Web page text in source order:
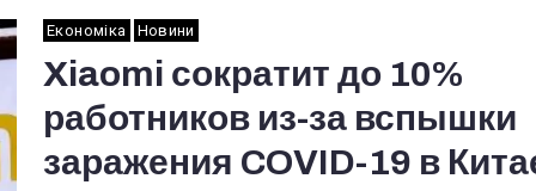
Економіка Новини
Xiaomi сократит до 10%
работников из-за вспышки
заражения COVID-19 в